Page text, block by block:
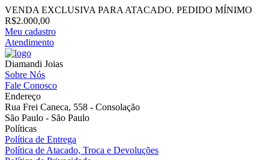
VENDA EXCLUSIVA PARA ATACADO. PEDIDO MÍNIMO
R$2.000,00
Meu cadastro
Atendimento
Diamandi Joias
Sobre Nós
Fale Conosco
Endereço
Rua Frei Caneca, 558 - Consolação
São Paulo - São Paulo
Políticas
Política de Entrega
Política de Atacado, Troca e Devoluções